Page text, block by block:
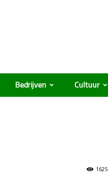
Bedrijven Cultuur
1625